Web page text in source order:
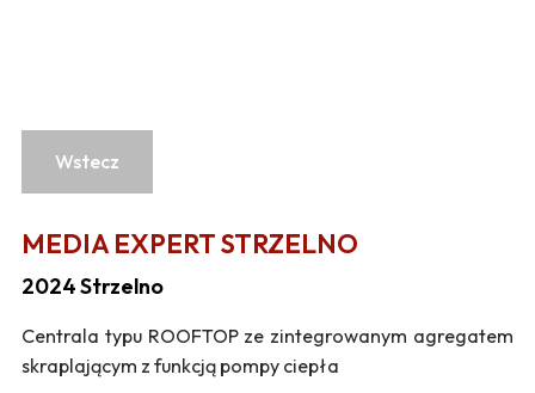
Wstecz
MEDIA EXPERT STRZELNO
2024 Strzelno
Centrala typu ROOFTOP ze zintegrowanym agregatem
skraplającym z funkcją pompy ciepła